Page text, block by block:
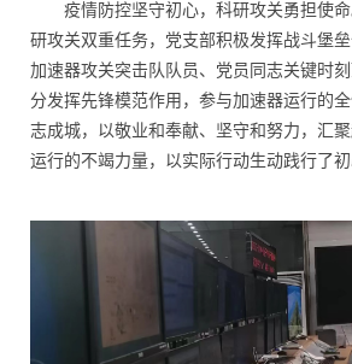
疫情防控坚守初心，科研攻关勇担使
研攻关双重任务，党支部积极发挥战斗堡
加速器攻关突击队队员、党员同志关键时
分发挥先锋模范作用，参与加速器运行的
志成城，以敬业和奉献、坚守和努力，汇
运行的不竭力量，以实际行动生动践行了初